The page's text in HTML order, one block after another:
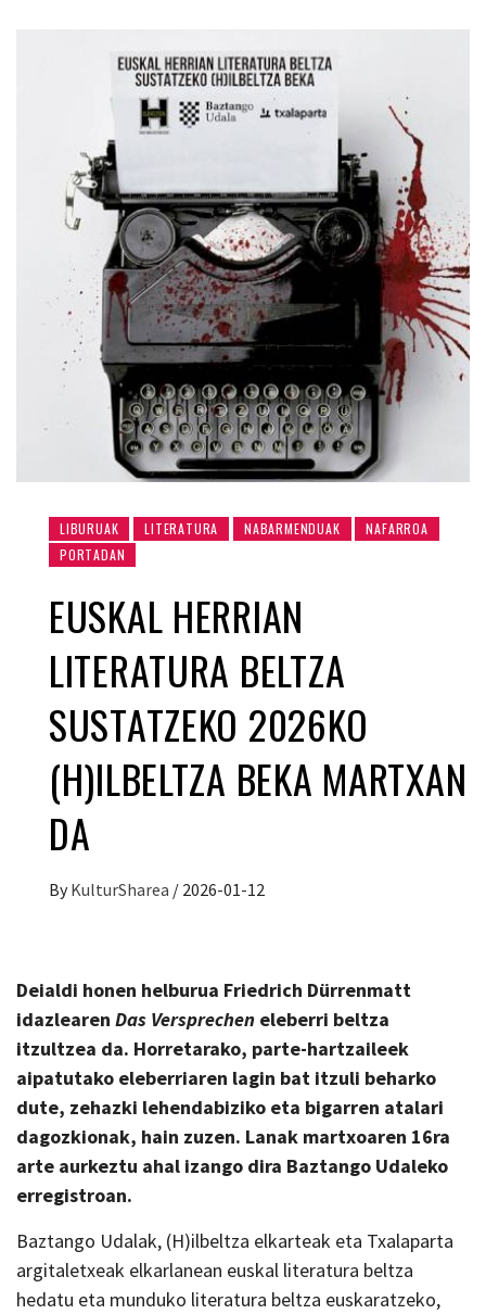
LIBURUAK LITERATURA NABARMENDUAK
NAFARROA
PORTADAN
EUSKAL HERRIAN
LITERATURA BELTZA
SUSTATZEKO 2026KO
(H)ILBELTZA BEKA MARTXAN
DA
By KulturSharea / 2026-01-12
Deialdi honen helburua Friedrich Dürrenmatt
idazlearen Das Versprechen eleberri beltza
itzultzea da. Horretarako, parte-hartzaileek
aipatutako eleberriaren lagin bat itzuli beharko
dute, zehazki lehendabiziko eta bigarren atalari
dagozkionak, hain zuzen. Lanak martxoaren 16ra
arte aurkeztu ahal izango dira Baztango Udaleko
erregistroan.
Baztango Udalak, (H)ilbeltza elkarteak eta Txalaparta
argitaletxeak elkarlanean euskal literatura beltza
hedatu eta munduko literatura beltza euskaratzeko,